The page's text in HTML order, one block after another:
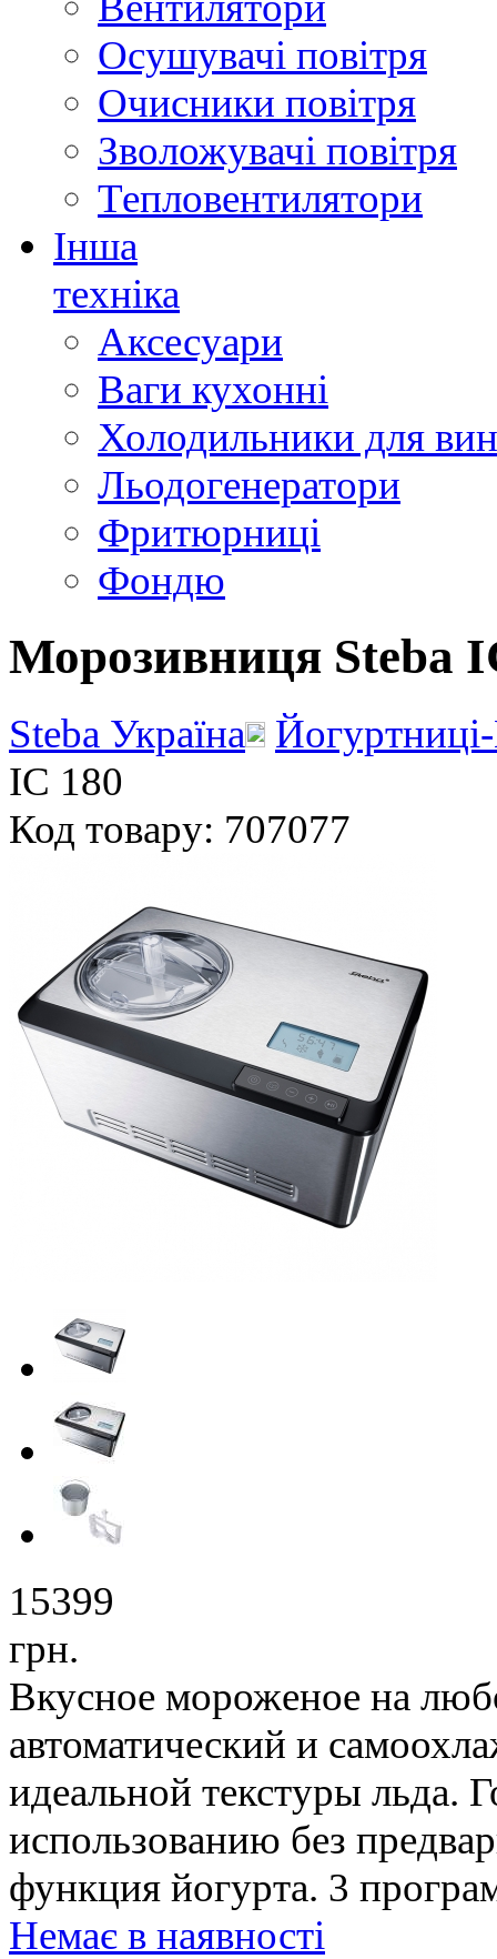
Осушувачі повітря
Очисники повітря
Зволожувачі повітря
Тепловентилятори
Інша
техніка
Аксесуари
Ваги кухонні
Холодильники для
Льодогенератори
Фритюрниці
Фондю
Морозивниця Steba
Steba Україна
IC 180
Код товару: 707077
15399
грн.
Вкусное мороженое на
автоматический и
идеальной текстуры льда.
использованию без
функция йогурта. 3
Немає в наявності